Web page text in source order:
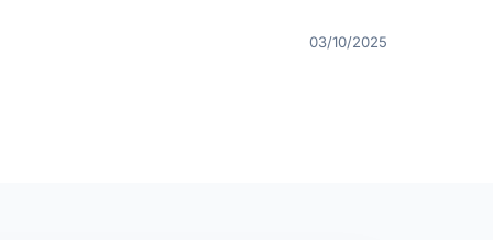
03/10/2025